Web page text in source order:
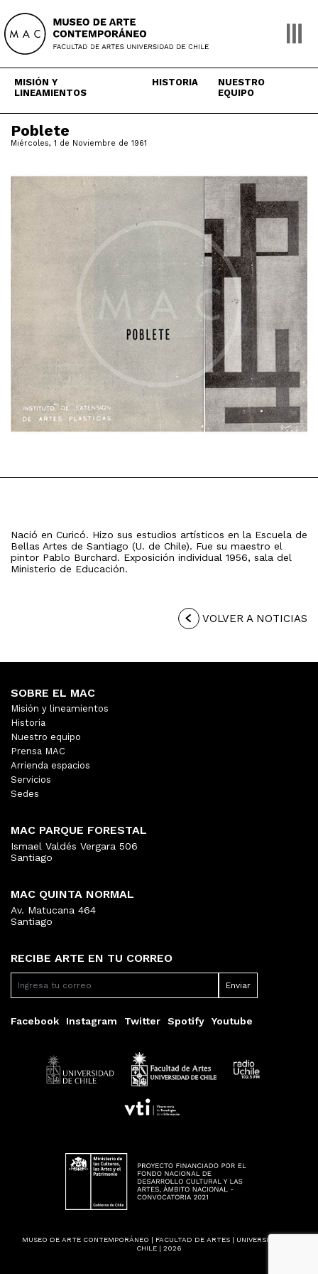
content
MISIÓN Y
LINEAMIENTOS
HISTORIA
NUESTRO
EQUIPO
Poblete
Miércoles, 1 de Noviembre de 1961
Nació en Curicó. Hizo sus estudios artísticos en la Escuela de
Bellas Artes de Santiago (U. de Chile). Fue su maestro el
pintor Pablo Burchard. Exposición individual 1956, sala del
Ministerio de Educación.
VOLVER A NOTICIAS
RECIBE ARTE EN TU CORREO
Facebook Instagram Twitter Spotify Youtube
SOBRE EL MAC
Misión y lineamientos
Historia
Nuestro equipo
Prensa MAC
Arrienda espacios
Servicios
Sedes
MAC PARQUE FORESTAL
Ismael Valdés Vergara 506
Santiago
MAC QUINTA NORMAL
Av. Matucana 464
Santiago
MUSEO DE ARTE CONTEMPORÁNEO | FACULTAD DE ARTES | UNIVERSIDAD DE
CHILE | 2026